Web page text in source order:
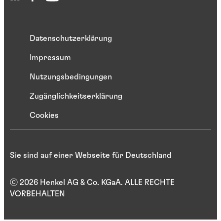
Datenschutzerklärung
Impressum
Nutzungsbedingungen
Zugänglichkeitserklärung
Cookies
ⓒ 2026 Henkel AG & Co. KGaA. ALLE RECHTE
VORBEHALTEN
Sie sind auf einer Webseite für Deutschland